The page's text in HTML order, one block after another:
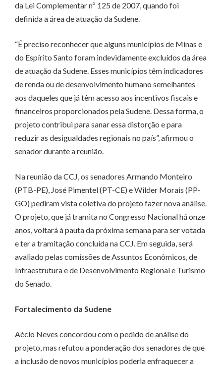
da Lei Complementar nº 125 de 2007, quando foi
definida a área de atuação da Sudene.
“É preciso reconhecer que alguns municípios de Minas e
do Espírito Santo foram indevidamente excluídos da área
de atuação da Sudene. Esses municípios têm indicadores
de renda ou de desenvolvimento humano semelhantes
aos daqueles que já têm acesso aos incentivos fiscais e
financeiros proporcionados pela Sudene. Dessa forma, o
projeto contribui para sanar essa distorção e para
reduzir as desigualdades regionais no país”, afirmou o
senador durante a reunião.
Na reunião da CCJ, os senadores Armando Monteiro
(PTB-PE), José Pimentel (PT-CE) e Wilder Morais (PP-
GO) pediram vista coletiva do projeto fazer nova análise.
O projeto, que já tramita no Congresso Nacional há onze
anos, voltará à pauta da próxima semana para ser votada
e ter a tramitação concluída na CCJ. Em seguida, será
avaliado pelas comissões de Assuntos Econômicos, de
Infraestrutura e de Desenvolvimento Regional e Turismo
do Senado.
Fortalecimento da Sudene
Aécio Neves concordou com o pedido de análise do
projeto, mas refutou a ponderação dos senadores de que
a inclusão de novos municípios poderia enfraquecer a